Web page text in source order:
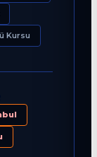
Kursu